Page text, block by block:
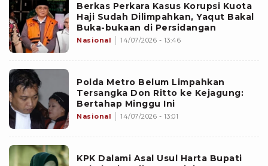
Berkas Perkara Kasus Korupsi Kuota
Haji Sudah Dilimpahkan, Yaqut Bakal
Buka-bukaan di Persidangan
Nasional 14/07/2026 - 13:46
Polda Metro Belum Limpahkan
Tersangka Don Ritto ke Kejagung:
Bertahap Minggu Ini
Nasional 14/07/2026 - 13:01
KPK Dalami Asal Usul Harta Bupati